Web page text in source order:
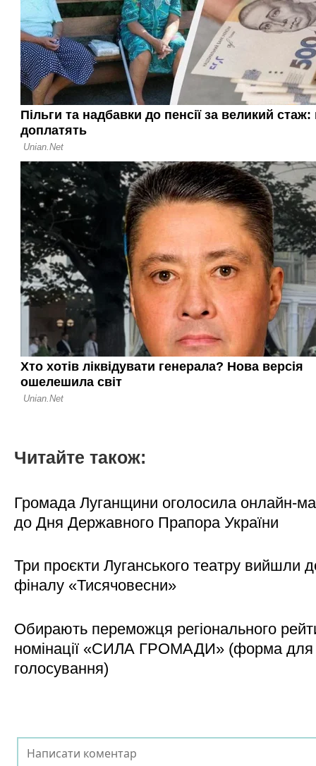
Читайте також:
Громада Луганщини оголосила онлайн-
до Дня Державного Прапора України
Три проєкти Луганського театру вийшли
фіналу «Тисячовесни»
Обирають переможця регіонального
номінації «СИЛА ГРОМАДИ» (форма для
голосування)